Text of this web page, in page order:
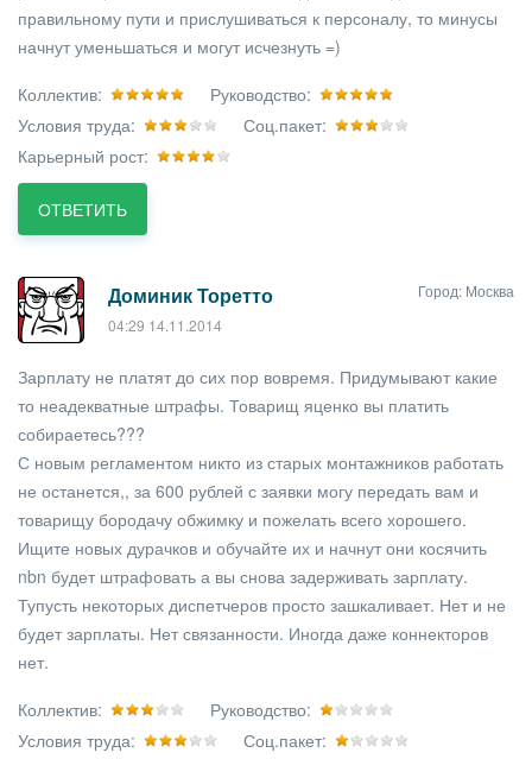
правильному пути и прислушиваться к персоналу, то минусы
начнут уменьшаться и могут исчезнуть =)
Коллектив:
Руководство:
Условия труда:
Соц.пакет:
Карьерный рост:
ОТВЕТИТЬ
Доминик Торетто
04:29 14.11.2014
Город: Москва
Зарплату не платят до сих пор вовремя. Придумывают какие
то неадекватные штрафы. Товарищ яценко вы платить
собираетесь???
С новым регламентом никто из старых монтажников работать
не останется,, за 600 рублей с заявки могу передать вам и
товарищу бородачу обжимку и пожелать всего хорошего.
Ищите новых дурачков и обучайте их и начнут они косячить
nbn будет штрафовать а вы снова задерживать зарплату.
Тупусть некоторых диспетчеров просто зашкаливает. Нет и не
будет зарплаты. Нет связанности. Иногда даже коннекторов
нет.
Коллектив:
Руководство:
Условия труда:
Соц.пакет: